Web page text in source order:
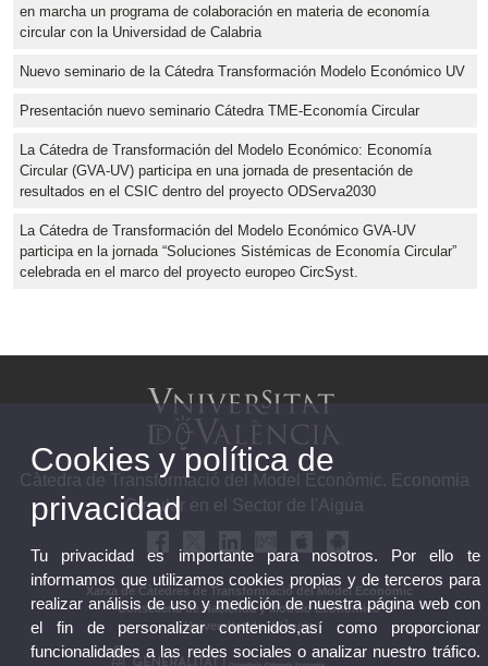
en marcha un programa de colaboración en materia de economía
circular con la Universidad de Calabria
Nuevo seminario de la Cátedra Transformación Modelo Económico UV
Presentación nuevo seminario Cátedra TME-Economía Circular
La Cátedra de Transformación del Modelo Económico: Economía
Circular (GVA-UV) participa en una jornada de presentación de
resultados en el CSIC dentro del proyecto ODServa2030
La Cátedra de Transformación del Modelo Económico GVA-UV
participa en la jornada “Soluciones Sistémicas de Economía Circular”
celebrada en el marco del proyecto europeo CircSyst.
Càtedra de Transformació del Model Econòmic. Economia
Circular en el Sector de l'Aigua
Xarxa de Càtedres de Transformació del Model Econòmic
Conselleria de Hacienda y Modelo Económico
Universitat de València
Cookies y política de
privacidad
Tu privacidad es importante para nosotros. Por ello te
informamos que utilizamos cookies propias y de terceros para
realizar análisis de uso y medición de nuestra página web con
el fin de personalizar contenidos,así como proporcionar
funcionalidades a las redes sociales o analizar nuestro tráfico.